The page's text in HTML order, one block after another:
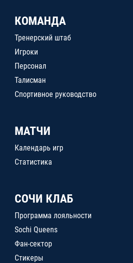
КОМАНДА
Тренерский штаб
Игроки
Персонал
Талисман
Спортивное руководство
МАТЧИ
Календарь игр
Статистика
СОЧИ КЛАБ
Программа лояльности
Sochi Queens
Фан-сектор
Стикеры